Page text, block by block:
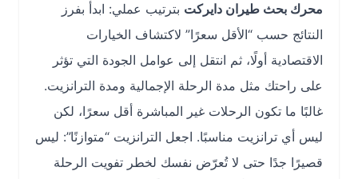
محرك بحث طيران دايركتبترتيب عملي: ابدأ بفرز
النتائج حسب “الأقل سعرًا” لاكتشاف الخيارات
الاقتصادية أولًا، ثم انتقل إلى عوامل الجودة التي تؤثر
على راحتك مثل مدة الرحلة الإجمالية ومدة الترانزيت.
غالبًا ما تكون الرحلات غير المباشرة أقل سعرًا، لكن
ليس أي ترانزيت مناسبًا. اجعل الترانزيت “متوازنًا”: ليس
قصيرًا جدًا حتى لا تُعرّض نفسك لخطر تفويت الرحلة